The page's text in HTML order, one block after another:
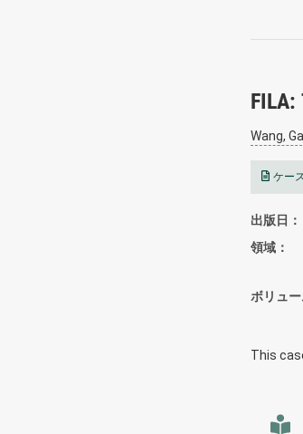
FILA:
Wang,
ケー
出版日
領域
ボリュー
This